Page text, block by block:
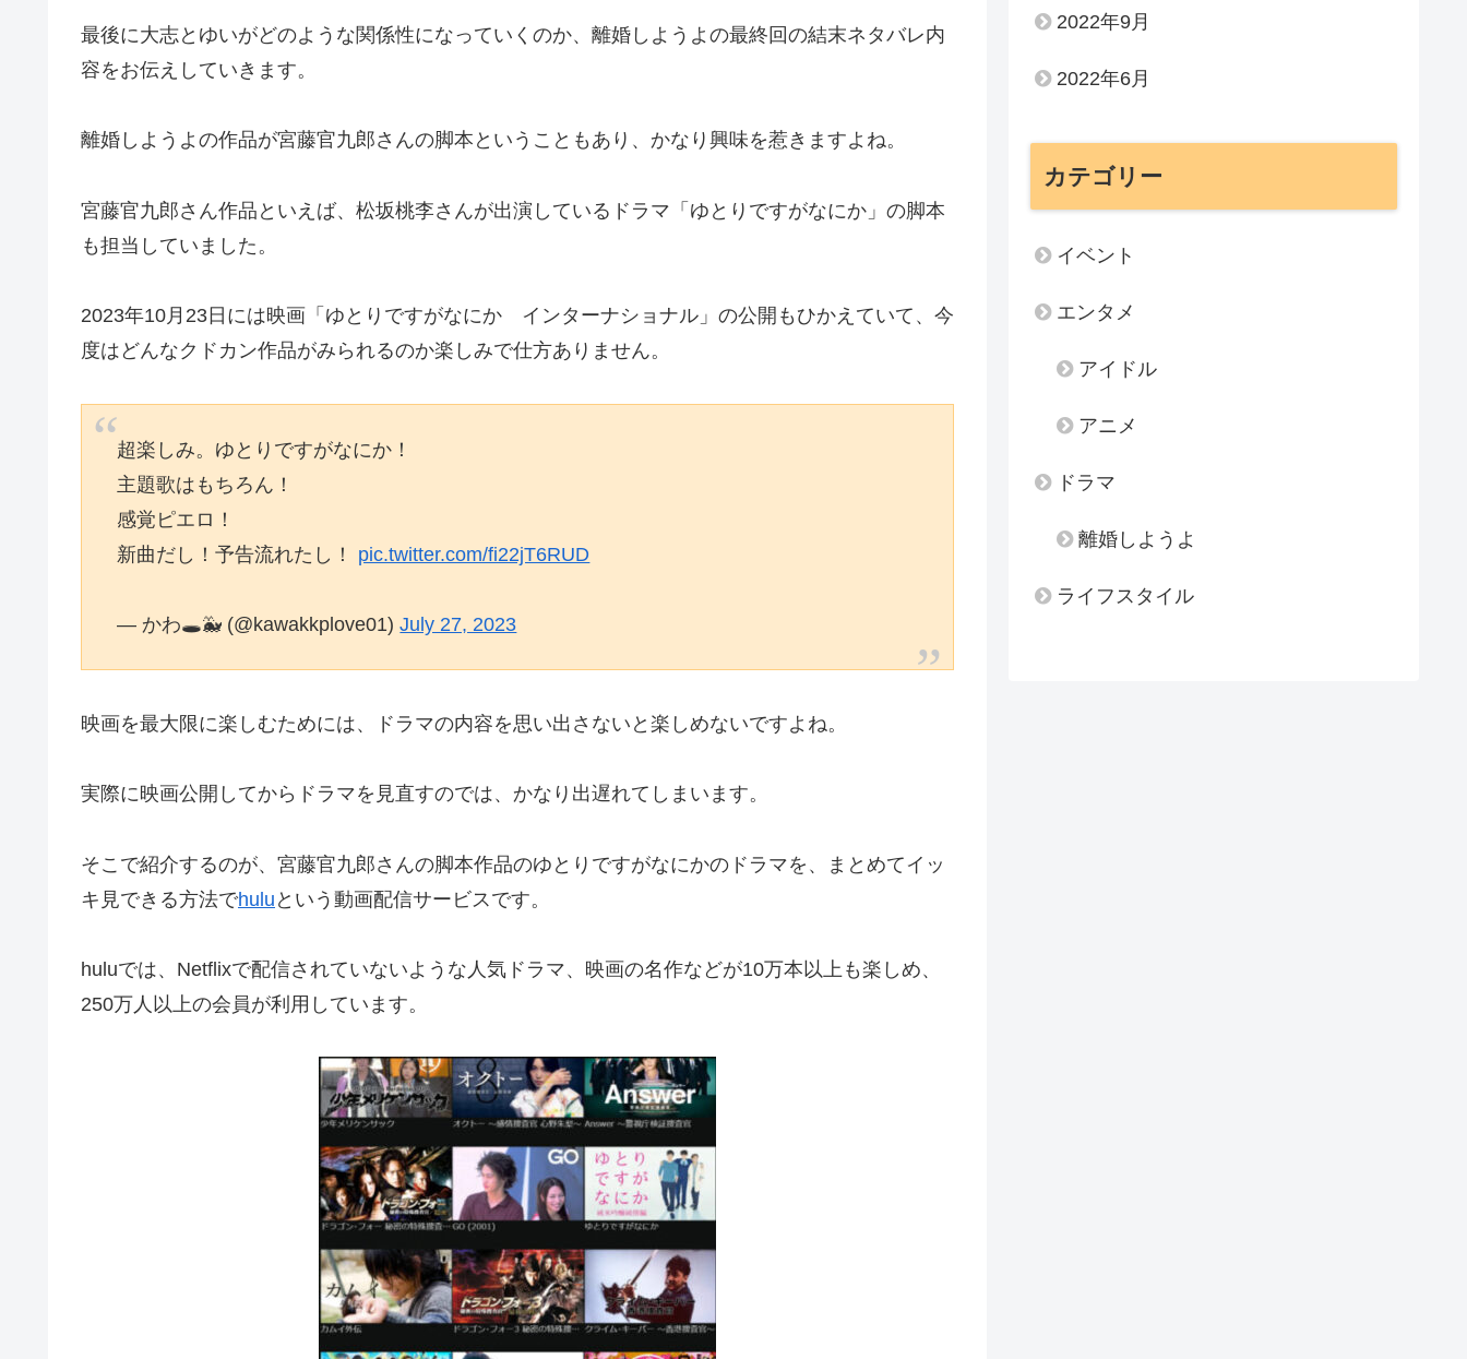
最後に大志とゆいがどのような関係性になっていくのか、離婚しようよの最終回の結末ネタバレ内
容をお伝えしていきます。
離婚しようよの作品が宮藤官九郎さんの脚本ということもあり、かなり興味を惹きますよね。
宮藤官九郎さん作品といえば、松坂桃李さんが出演しているドラマ「ゆとりですがなにか」の脚本
も担当していました。
2023年10月23日には映画「ゆとりですがなにか インターナショナル」の公開もひかえていて、今
度はどんなクドカン作品がみられるのか楽しみで仕方ありません。
超楽しみ。ゆとりですがなにか！
主題歌はもちろん！
感覚ピエロ！
新曲だし！予告流れたし！ pic.twitter.com/fi22jT6RUD
— かわ🕳🐳 (@kawakkplove01)July 27, 2023
映画を最大限に楽しむためには、ドラマの内容を思い出さないと楽しめないですよね。
実際に映画公開してからドラマを見直すのでは、かなり出遅れてしまいます。
そこで紹介するのが、宮藤官九郎さんの脚本作品のゆとりですがなにかのドラマを、まとめてイッ
キ見できる方法でhulu という動画配信サービスです。
huluでは、Netflixで配信されていないような人気ドラマ、映画の名作などが10万本以上も楽しめ、
250万人以上の会員が利用しています。
2022年9月
2022年6月
カテゴリー
イベント
エンタメ
アイドル
アニメ
ドラマ
離婚しようよ
ライフスタイル